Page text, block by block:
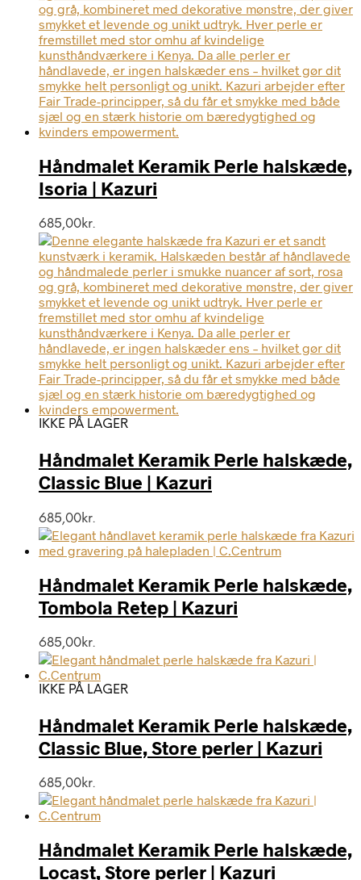
Håndmalet Keramik Perle halskæde,
Isoria | Kazuri
685,00kr.
IKKE PÅ LAGER
Håndmalet Keramik Perle halskæde,
Classic Blue | Kazuri
685,00kr.
Håndmalet Keramik Perle halskæde,
Tombola Retep | Kazuri
685,00kr.
IKKE PÅ LAGER
Håndmalet Keramik Perle halskæde,
Classic Blue, Store perler | Kazuri
685,00kr.
Håndmalet Keramik Perle halskæde,
Locast, Store perler | Kazuri